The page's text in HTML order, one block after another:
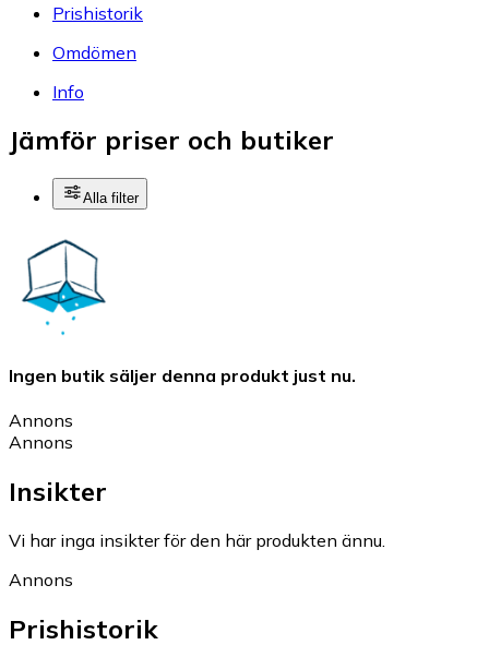
Prishistorik
Omdömen
Info
Jämför priser och butiker
Alla filter
Ingen butik säljer denna produkt just nu.
Annons
Annons
Insikter
Vi har inga insikter för den här produkten ännu.
Annons
Prishistorik